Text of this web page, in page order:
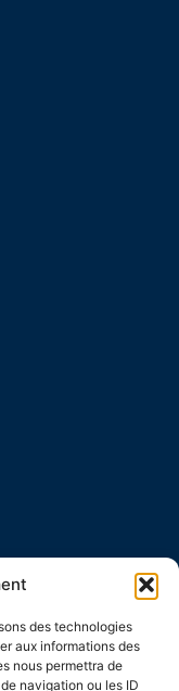
des technologies
aux informations des
nous permettra de
navigation ou les ID